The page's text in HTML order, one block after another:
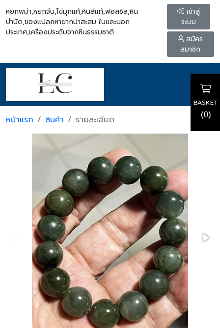
หยกพม่า,หยกจีน,ไข่มุกแท้,หินสีแท้,ฟอสซิล,หิน
บำบัด,ของแปลกหายากน่าสะสม ในและนอก
ประเทศ,เครื่องประดับจากหินธรรมชาติ
เข้าสู่
ระบบ
สมัคร
สมาชิก
BASKET
(0)
หน้าแรก สินค้า รายละเอียด